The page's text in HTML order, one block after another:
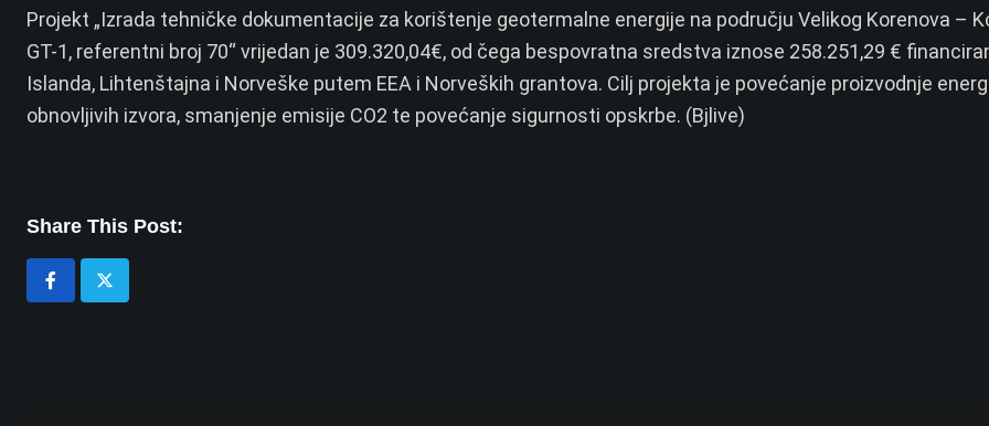
Projekt „Izrada tehničke dokumentacije za korištenje geotermalne energije na području Velikog Korenova –
GT-1, referentni broj 70“ vrijedan je 309.320,04€, od čega bespovratna sredstva iznose 258.251,29 €
Islanda, Lihtenštajna i Norveške putem EEA i Norveških grantova. Cilj projekta je povećanje proizvodnje
obnovljivih izvora, smanjenje emisije CO2 te povećanje sigurnosti opskrbe. (Bjlive)
Share This Post: